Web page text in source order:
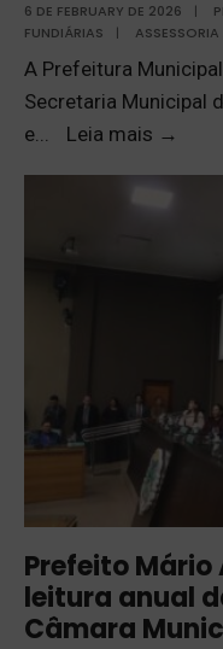
6 DE FEBRUARY DE 2026 |
FUNDIÁRIAS
|
A Prefeitura
Secretaria Municipal
e... Leia mais →
Prefeito
leitura anual
Câmara